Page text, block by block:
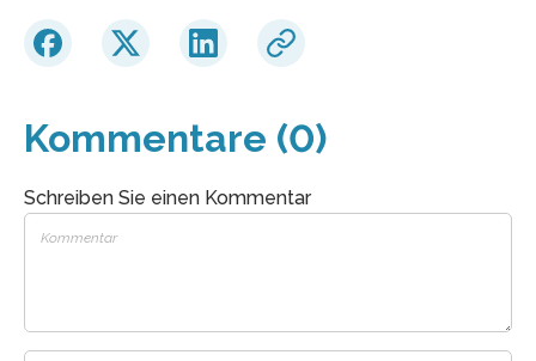
Kommentare (0)
Schreiben Sie einen Kommentar